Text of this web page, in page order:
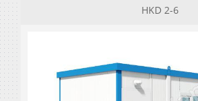
HKD 2-6